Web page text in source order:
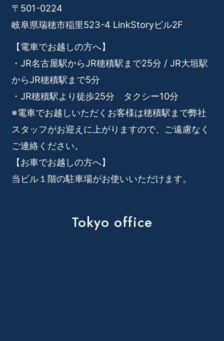
〒501-0224
岐阜県瑞穂市稲里523-4 LinkStoryビル2F
【電車でお越しの方へ】
・JR名古屋駅からJR穂積駅まで25分 / JR大垣駅
からJR穂積駅まで5分
・JR穂積駅より徒歩25分 タクシー10分
※電車でお越しいただくお客様は穂積駅まで弊社
スタッフがお迎えに上がりますので、ご遠慮なく
ご連絡ください。
【お車でお越しの方へ】
当ビル１階の駐車場がお使いいただけます。
Tokyo office